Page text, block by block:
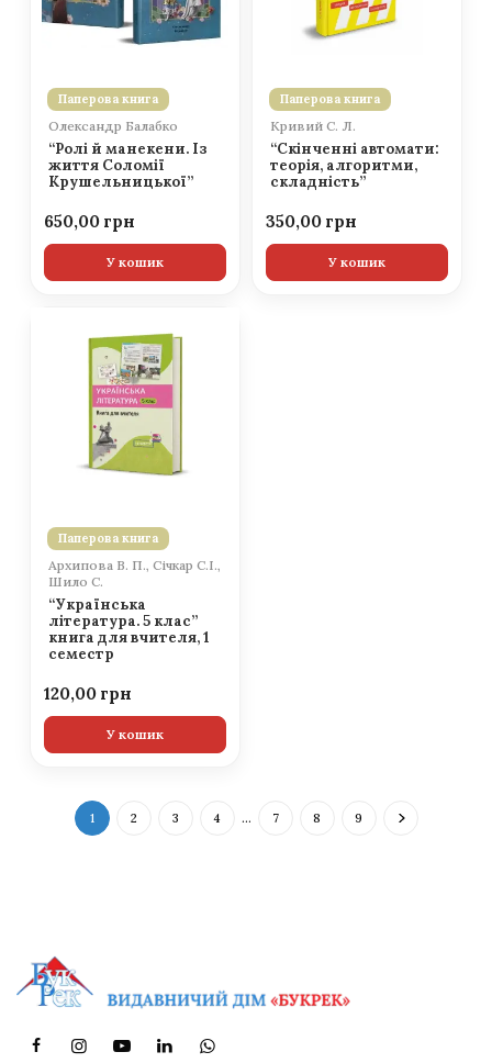
Паперова книга
Олександр Балабко
“Ролі й манекени. Із
життя Соломії
Крушельницької”
650,00
У кошик
Паперова книга
Кривий С. Л.
“Скінченні автомати:
теорія, алгоритми,
складність”
350,00
У кошик
Паперова книга
Архипова В. П., Січкар С.І.,
Шило С.
“Українська
література. 5 клас”
книга для вчителя, 1
семестр
120,00
У кошик
1 2 3 4 … 7 8 9